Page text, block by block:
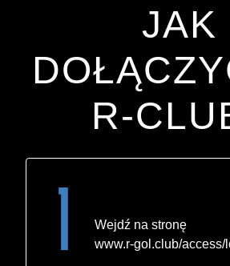
JAK
R-
Wejdź na stronę
www.r-gol.club/access/